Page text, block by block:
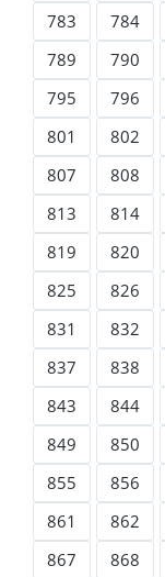
783
784
789
790
795
796
801
802
807
808
813
814
819
820
825
826
831
832
837
838
843
844
849
850
855
856
861
862
867
868